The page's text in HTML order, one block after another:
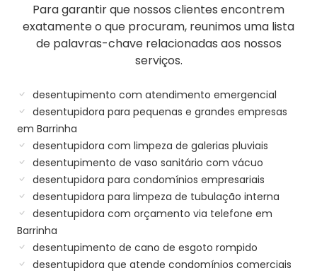
Para garantir que nossos clientes encontrem
exatamente o que procuram, reunimos uma lista
de palavras-chave relacionadas aos nossos
serviços.
desentupimento com atendimento emergencial
desentupidora para pequenas e grandes empresas
em Barrinha
desentupidora com limpeza de galerias pluviais
desentupimento de vaso sanitário com vácuo
desentupidora para condomínios empresariais
desentupidora para limpeza de tubulação interna
desentupidora com orçamento via telefone em
Barrinha
desentupimento de cano de esgoto rompido
desentupidora que atende condomínios comerciais